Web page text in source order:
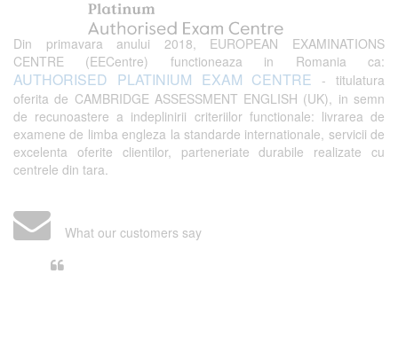
Din primavara anului 2018, EUROPEAN EXAMINATIONS
CENTRE (EECentre) functioneaza in Romania ca:
AUTHORISED PLATINIUM EXAM CENTRE - titulatura
oferita de CAMBRIDGE ASSESSMENT ENGLISH (UK), in semn
de recunoastere a indeplinirii criteriilor functionale: livrarea de
examene de limba engleza la standarde internationale, servicii de
excelenta oferite clientilor, parteneriate durabile realizate cu
centrele din tara.
What our customers say